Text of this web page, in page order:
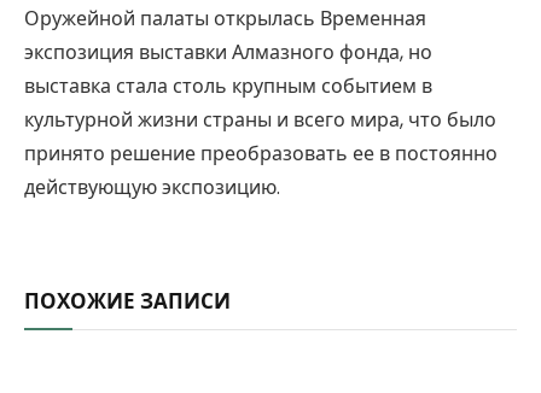
Оружейной палаты открылась Временная
экспозиция выставки Алмазного фонда, но
выставка стала столь крупным событием в
культурной жизни страны и всего мира, что было
принято решение преобразовать ее в постоянно
действующую экспозицию.
ПОХОЖИЕ ЗАПИСИ